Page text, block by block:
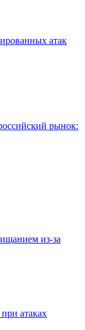
атак
рынок:
из-за
атаках